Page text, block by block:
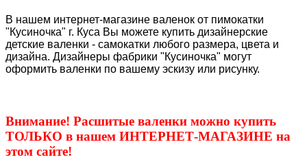
В нашем интернет-магазине валенок от пимокатки
"Кусиночка" г. Куса Вы можете купить дизайнерские
детские валенки - самокатки любого размера, цвета и
дизайна. Дизайнеры фабрики "Кусиночка" могут
оформить валенки по вашему эскизу или рисунку.
Внимание! Расшитые валенки можно купить
ТОЛЬКО в нашем ИНТЕРНЕТ-МАГАЗИНЕ на
этом сайте!